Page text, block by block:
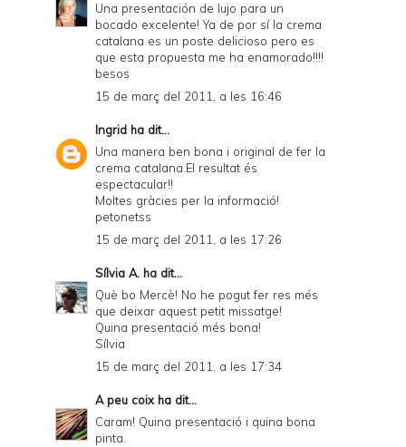
Una presentación de lujo para un
bocado excelente! Ya de por sí la crema
catalana es un poste delicioso pero es
que esta propuesta me ha enamorado!!!!
besos
15 de març del 2011, a les 16:46
Ingrid ha dit...
Una manera ben bona i original de fer la
crema catalana.El resultat és
espectacular!!
Moltes gràcies per la informació!
petonetss
15 de març del 2011, a les 17:26
Sílvia A. ha dit...
Què bo Mercè! No he pogut fer res més
que deixar aquest petit missatge!
Quina presentació més bona!
Sílvia
15 de març del 2011, a les 17:34
A peu coix ha dit...
Caram! Quina presentació i quina bona
pinta.